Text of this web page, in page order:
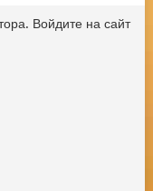
Войдите на сайт